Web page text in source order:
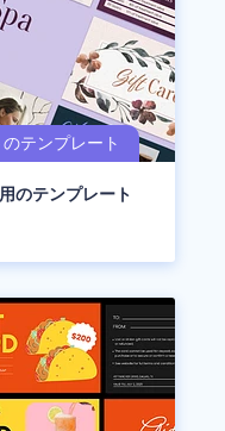
のテンプレート